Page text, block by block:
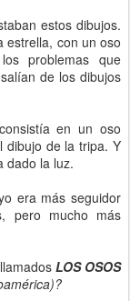
estos dibujos.
estrella, con un oso
problemas que
de los dibujos
en un oso
dibujo de la tripa. Y
dado la luz.
era más seguidor
pero mucho más
LOS OSOS